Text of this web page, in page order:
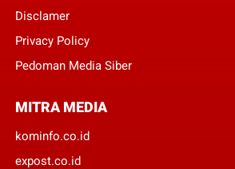
Disclamer
Privacy Policy
Pedoman Media Siber
MITRA MEDIA
kominfo.co.id
expost.co.id